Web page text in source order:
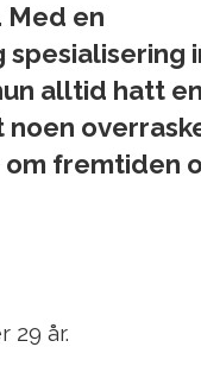
Med en
alltid hatt
fremtiden
29 år.